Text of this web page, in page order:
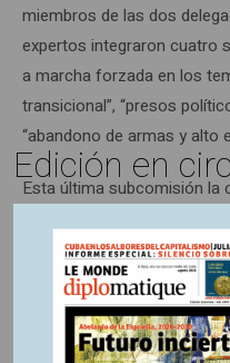
miembros de las dos
expertos integraron cuatro
a marcha forzada en los
transicional”, “presos
“abandono de armas y alto
Esta última subcomisión la
todos los bloques (9),
como los más duros,
cubana, lo que corta en
posibles divisiones en sus
Edición en